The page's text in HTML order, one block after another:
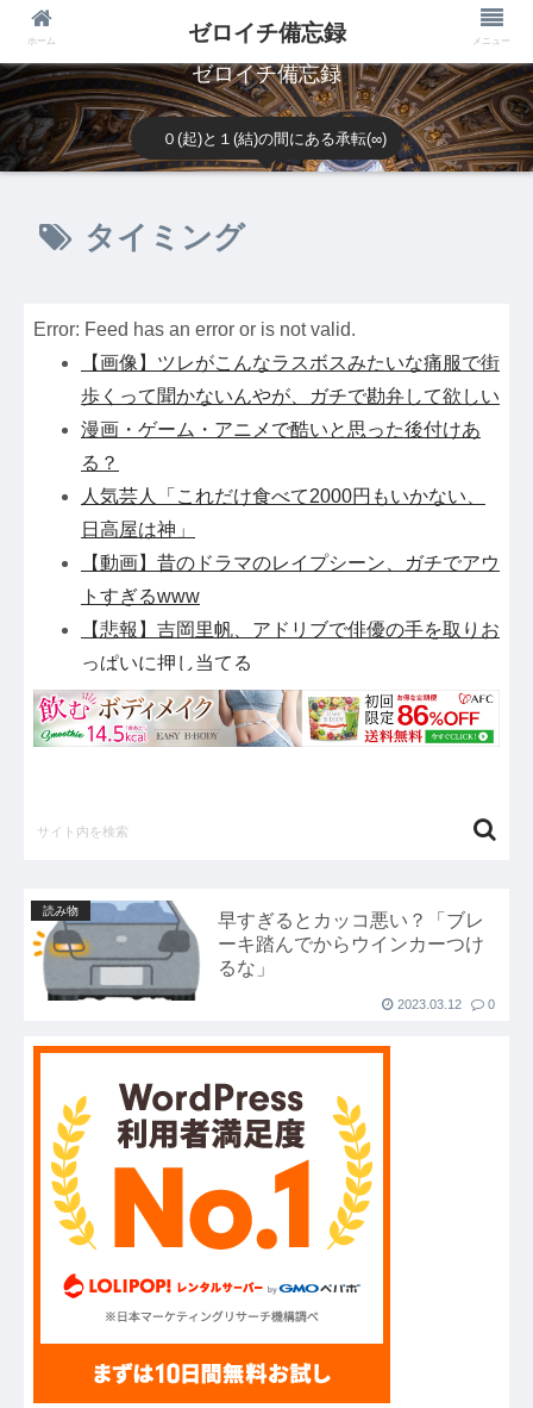
ゼロイチ備忘録
０(起)と１(結)の間にある承転(∞)
タイミング
Error: Feed has an error or is not valid.
【画像】ツレがこんなラスボスみたいな痛服で街
歩くって聞かないんやが、ガチで勘弁して欲しい
漫画・ゲーム・アニメで酷いと思った後付けあ
る？
人気芸人「これだけ食べて2000円もいかない、
日高屋は神」
【動画】昔のドラマのレイプシーン、ガチでアウ
トすぎるwww
【悲報】吉岡里帆、アドリブで俳優の手を取りお
っぱいに押し当てる
「ソウルライクの恋愛ゲーム作りました！フリー
ゲームです」→女の子と会話して「弱攻撃」「強
【緊急】パチンコ屋のカードみたいなやつ拾った
ETCの事をイーティーシーってゆってる奴がい
たｗｗｗｗｗｗｗ他
『さわらないで小手指くん』最新16巻まですべ
て「50％ポイント還元」セール！5,280円分返っ
フジテレビが金の卵を産む鶏を自ら絞め殺した模
様、社運を賭けたドル箱コンテンツが御蔵入りに
なってしまい……他
ハードオフに売っていた4万4000円のフィギュア
がヤバすぎるｗｗｗｗｗｗ「こんな高いの？ｗ
【GIF】JSのカンチョーワロタ
ｗｗｗ(※画像あり)
読み物
早すぎるとカッコ悪い？「ブレ
ーキ踏んでからウインカーつけ
るな」
2023.03.12 0
ホーム ゼロイチ備忘録 メニュー